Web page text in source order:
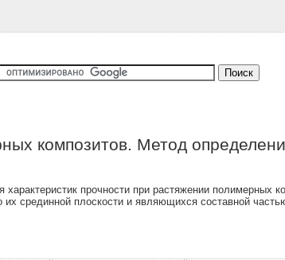
композитов. Метод
характеристик прочности при растяжении
срединной плоскости и являющихся составной